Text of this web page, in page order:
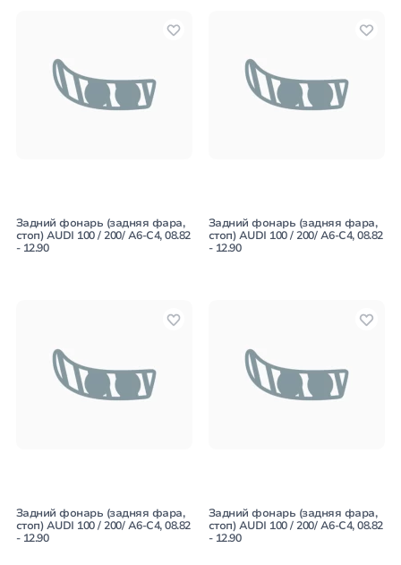
Задний фонарь (задняя фара,
стоп) AUDI 100 / 200/ A6-C4, 08.82
- 12.90
Задний фонарь (задняя фара,
стоп) AUDI 100 / 200/ A6-C4, 08.82
- 12.90
Задний фонарь (задняя фара,
стоп) AUDI 100 / 200/ A6-C4, 08.82
- 12.90
Задний фонарь (задняя фара,
стоп) AUDI 100 / 200/ A6-C4, 08.82
- 12.90